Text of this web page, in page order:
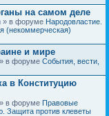
на самом деле
» в форуме Народовластие.
(некоммерческая)
и мире
» в форуме События, вести,
в Конституцию
в форуме Правовые
Защита против клеветы